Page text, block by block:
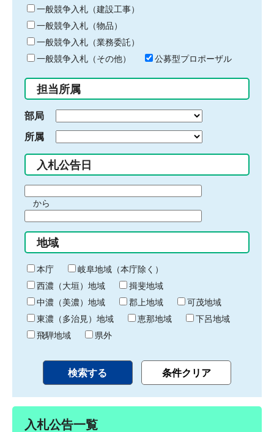
キ
ー
ワ
ー
ド
入
力
一般競争入札（建設工事）
一般競争入札（物品）
一般競争入札（業務委託）
一般競争入札（その他）
公募型プロポーザル
担当所属
部局
所属
入札公告日
間
始
り
から
間
終
わ
り
地域
本庁
岐阜地域（本庁除く）
西濃（大垣）地域
揖斐地域
中濃（美濃）地域
郡上地域
可茂地域
東濃（多治見）地域
恵那地域
下呂地域
飛騨地域
県外
入札公告一覧